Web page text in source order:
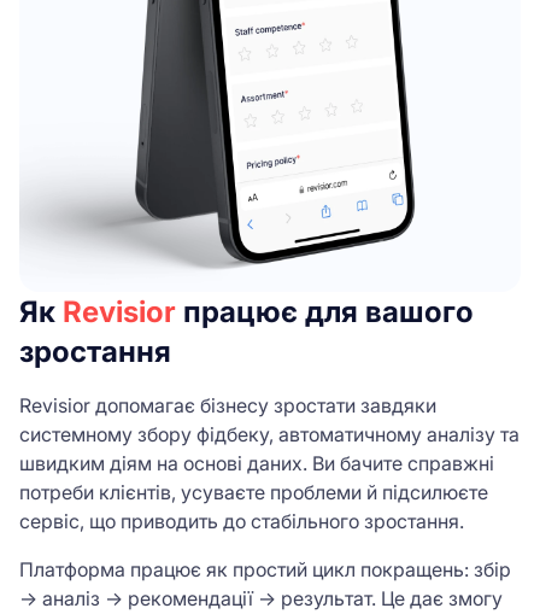
Як Revisior працює для вашого
зростання
Revisior допомагає бізнесу зростати завдяки
системному збору фідбеку, автоматичному аналізу та
швидким діям на основі даних. Ви бачите справжні
потреби клієнтів, усуваєте проблеми й підсилюєте
сервіс, що приводить до стабільного зростання.
Платформа працює як простий цикл покращень: збір
→ аналіз → рекомендації → результат. Це дає змогу